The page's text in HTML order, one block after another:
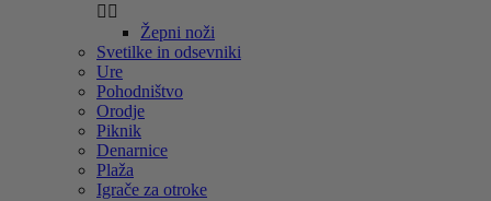
 
Žepni noži
Svetilke in odsevniki
Ure
Pohodništvo
Orodje
Piknik
Denarnice
Plaža
Igrače za otroke